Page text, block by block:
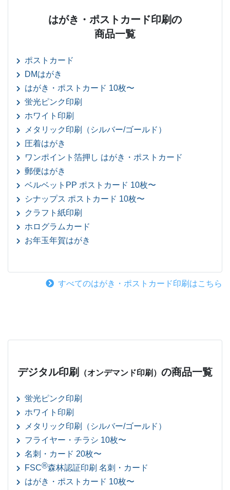
はがき・ポストカード印刷の
商品一覧
ポストカード
DMはがき
はがき・ポストカード 10枚〜
蛍光ピンク印刷
ホワイト印刷
メタリック印刷（シルバー/ゴールド）
圧着はがき
ワンポイント箔押し はがき・ポストカード
郵便はがき
ベルベットPP ポストカード 10枚〜
シナップス ポストカード 10枚〜
クラフト紙印刷
ホログラムカード
お年玉年賀はがき
すべてのはがき・ポストカード印刷はこちら
デジタル印刷 （オンデマンド印刷） の商品一覧
蛍光ピンク印刷
ホワイト印刷
メタリック印刷（シルバー/ゴールド）
フライヤー・チラシ 10枚〜
名刺・カード 20枚〜
FSC®森林認証印刷 名刺・カード
はがき・ポストカード 10枚〜